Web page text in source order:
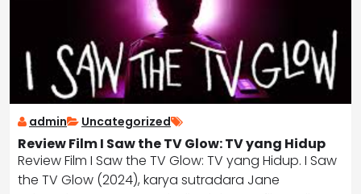
admin Uncategorized
Review Film I Saw the TV Glow: TV yang Hidup
Review Film I Saw the TV Glow: TV yang Hidup. I Saw
the TV Glow (2024), karya sutradara Jane